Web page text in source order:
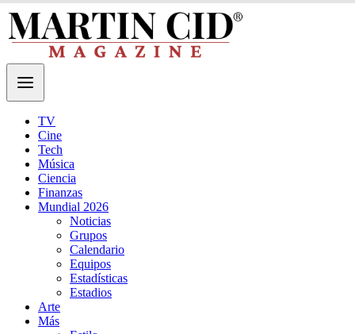
TV
Cine
Tech
Música
Ciencia
Finanzas
Mundial 2026
Noticias
Grupos
Calendario
Equipos
Estadísticas
Estadios
Arte
Más